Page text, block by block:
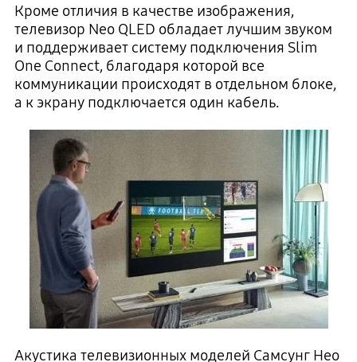
Кроме отличия в качестве изображения,
телевизор Neo QLED обладает лучшим звуком
и поддерживает систему подключения Slim
One Connect, благодаря которой все
коммуникации происходят в отдельном блоке,
а к экрану подключается один кабель.
Акустика телевизионных моделей Самсунг Нео